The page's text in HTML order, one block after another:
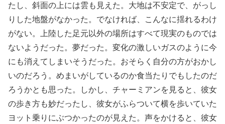
たし、斜面の上には雲も見えた。大地は不安定で、がっし
りした地盤がなかった。でなければ、こんなに揺れるわけ
がない。上陸した足元以外の場所はすべて現実のものでは
ないようだった。夢だった。変化の激しいガスのように今
にも消えてしまいそうだった。おそらく自分の方がおかし
いのだろう。めまいがしているのか食当たりでもしたのだ
ろうかとも思った。しかし、チャーミアンを見ると、彼女
の歩き方も妙だったし、彼女がふらついて横を歩いていた
ヨット乗りにぶつかったのが見えた。声をかけると、彼女